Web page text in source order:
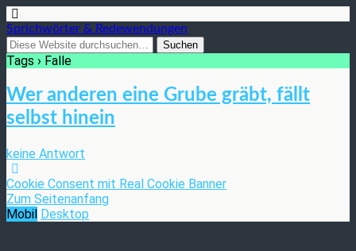
Sprichwörter & Redewendungen
Tags › Falle
Wer anderen eine Grube gräbt, fällt
selbst hinein
keine Antwort
Cookie Consent mit Real Cookie Banner
Zum Seitenanfang
Mobil Desktop